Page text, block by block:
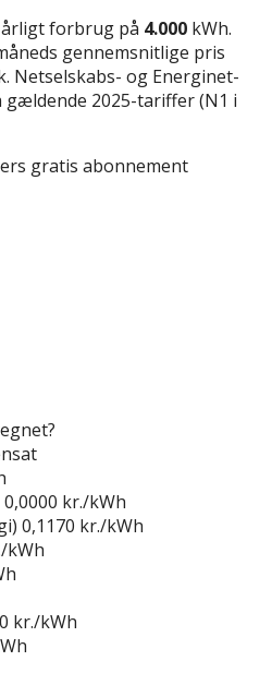
forbrug på 4.000 kWh.
gennemsnitlige pris
Netselskabs- og Energinet-
2025-tariffer (N1 i
gratis abonnement
0,0000 kr./kWh
0,1170 kr./kWh
kWh
kr./kWh